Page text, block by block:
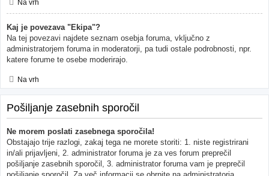
Na vrh
Kaj je povezava "Ekipa"?
Na tej povezavi najdete seznam osebja foruma, vključno z
administratorjem foruma in moderatorji, pa tudi ostale podrobnosti, npr.
katere forume te osebe moderirajo.
Na vrh
Pošiljanje zasebnih sporočil
Ne morem poslati zasebnega sporočila!
Obstajajo trije razlogi, zakaj tega ne morete storiti: 1. niste registrirani
in/ali prijavljeni, 2. administrator foruma je za ves forum preprečil
pošiljanje zasebnih sporočil, 3. administrator foruma vam je preprečil